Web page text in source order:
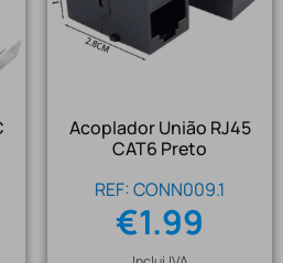
Acoplador União RJ45
CAT6 Preto
REF: CONN009.1
€1.99